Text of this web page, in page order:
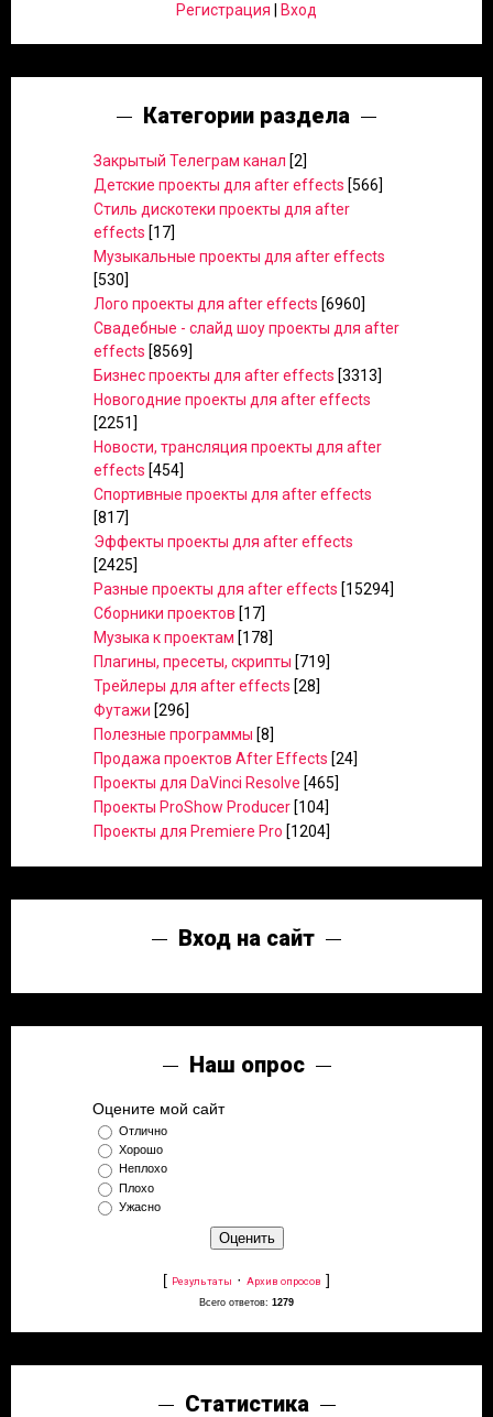
Регистрация
Вход
Категории раздела
Закрытый Телеграм канал [2]
Детские проекты для after effects [566]
Стиль дискотеки проекты для after
effects [17]
Музыкальные проекты для after effects
[530]
Лого проекты для after effects [6960]
Свадебные - слайд шоу проекты для after
effects [8569]
Бизнес проекты для after effects [3313]
Новогодние проекты для after effects
[2251]
Новости, трансляция проекты для after
effects [454]
Спортивные проекты для after effects
[817]
Эффекты проекты для after effects
[2425]
Разные проекты для after effects [15294]
Сборники проектов [17]
Музыка к проектам [178]
Плагины, пресеты, скрипты [719]
Трейлеры для after effects [28]
Футажи [296]
Полезные программы [8]
Продажа проектов After Effects [24]
Проекты для DaVinci Resolve [465]
Проекты ProShow Producer [104]
Проекты для Premiere Pro [1204]
Вход на сайт
Наш опрос
Оцените мой сайт
Отлично
Хорошо
Неплохо
Плохо
Ужасно
[ Результаты · Архив опросов ]
Всего ответов: 1279
Статистика